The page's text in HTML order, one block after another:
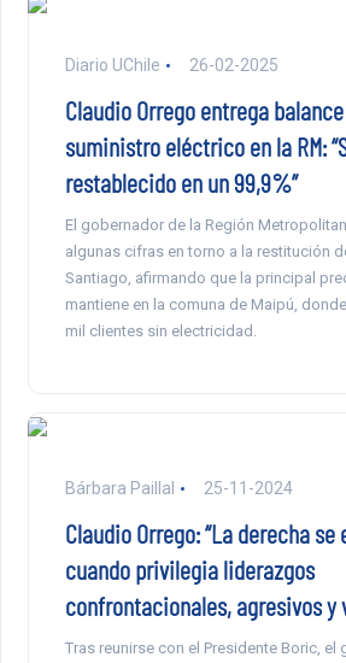
Diario UChile 26-02-2025
Claudio Orrego entrega
suministro eléctrico en la RM:
restablecido en un 99,9%”
El gobernador de la Región
algunas cifras en torno a la restitución
Santiago, afirmando que la principal
mantiene en la comuna de Maipú,
mil clientes sin electricidad.
Bárbara Paillal 25-11-2024
Claudio Orrego: “La derecha se
cuando privilegia liderazgos
confrontacionales, agresivos y
Tras reunirse con el Presidente Boric, el